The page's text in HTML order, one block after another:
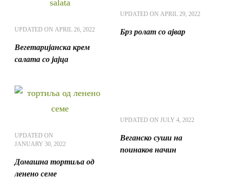
UPDATED ON APRIL 26, 2022
Вегетаријанска крем
салата со јајца
UPDATED ON APRIL 29, 2022
Брз ролат со ајвар
UPDATED ON
JANUARY 30, 2022
Домашна тортиља од
ленено семе
UPDATED ON JULY 4, 2022
Веганско суши на
поинаков начин